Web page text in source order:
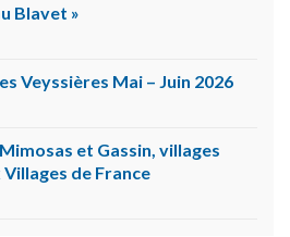
Blavet »
Veyssières Mai – Juin 2026
et Gassin, villages
de France